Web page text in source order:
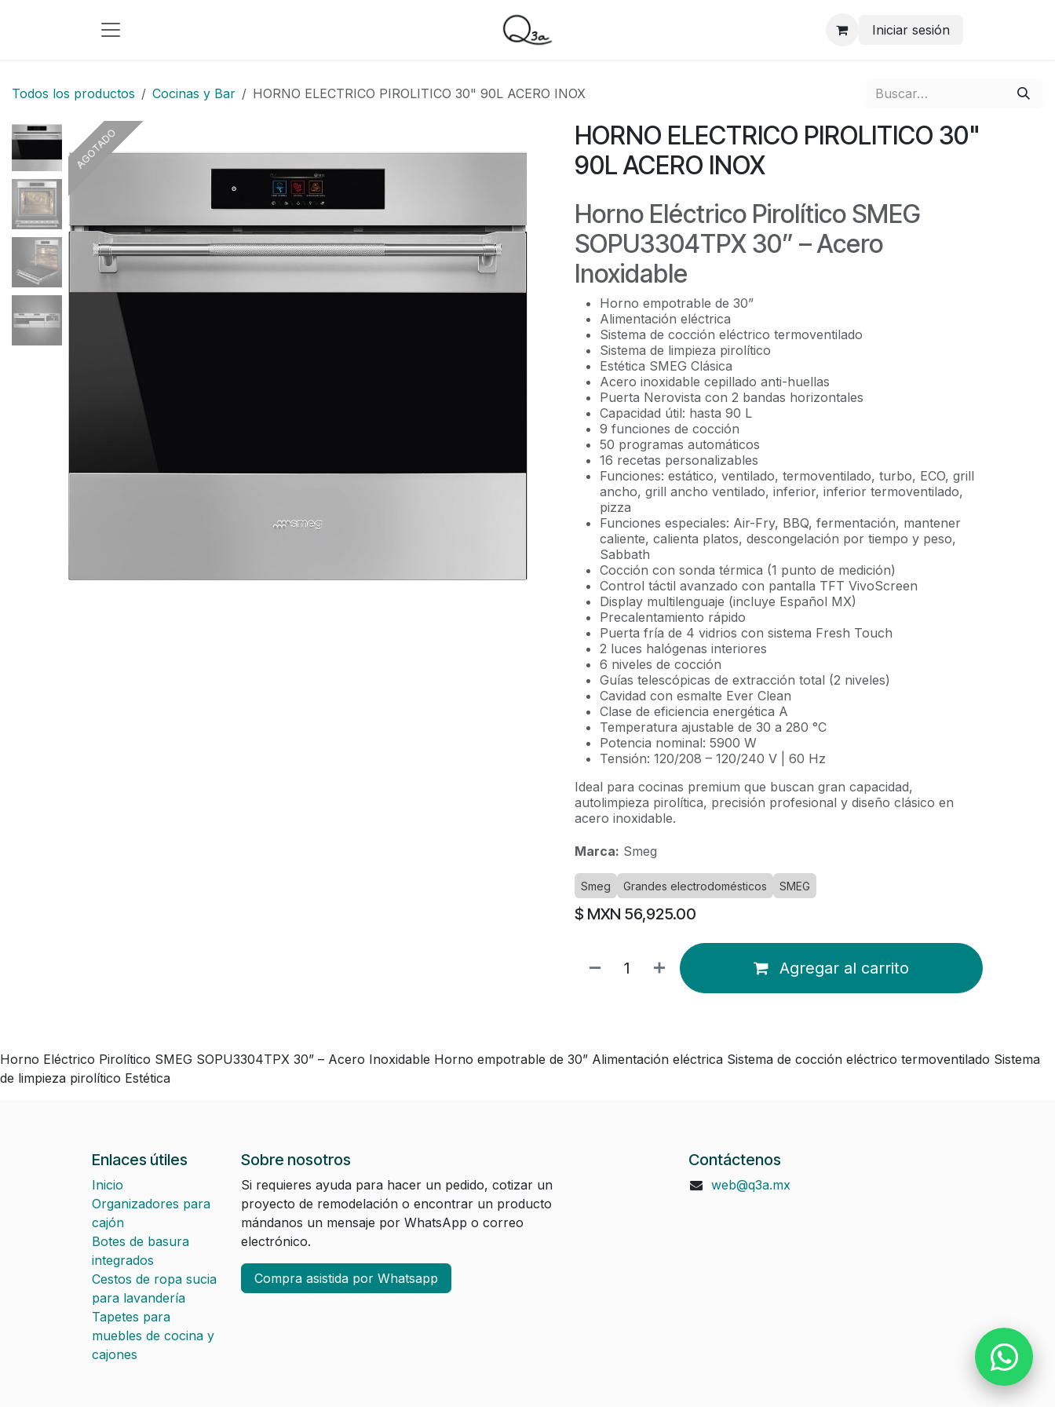
Iniciar sesión
Todos los productos Cocinas y Bar HORNO ELECTRICO PIROLITICO 30" 90L ACERO INOX
AGOTADO
AGOTADO
HORNO ELECTRICO PIROLITICO 30"
90L ACERO INOX
Horno Eléctrico Pirolítico SMEG
SOPU3304TPX 30” – Acero
Inoxidable
Horno empotrable de 30”
Alimentación eléctrica
Sistema de cocción eléctrico termoventilado
Sistema de limpieza pirolítico
Estética SMEG Clásica
Acero inoxidable cepillado anti-huellas
Puerta Nerovista con 2 bandas horizontales
Capacidad útil: hasta 90 L
9 funciones de cocción
50 programas automáticos
16 recetas personalizables
Funciones: estático, ventilado, termoventilado, turbo, ECO, grill
ancho, grill ancho ventilado, inferior, inferior termoventilado,
pizza
Funciones especiales: Air-Fry, BBQ, fermentación, mantener
caliente, calienta platos, descongelación por tiempo y peso,
Sabbath
Cocción con sonda térmica (1 punto de medición)
Control táctil avanzado con pantalla TFT VivoScreen
Display multilenguaje (incluye Español MX)
Precalentamiento rápido
Puerta fría de 4 vidrios con sistema Fresh Touch
2 luces halógenas interiores
6 niveles de cocción
Guías telescópicas de extracción total (2 niveles)
Cavidad con esmalte Ever Clean
Clase de eficiencia energética A
Temperatura ajustable de 30 a 280 °C
Potencia nominal: 5900 W
Tensión: 120/208 – 120/240 V | 60 Hz
Ideal para cocinas premium que buscan gran capacidad,
autolimpieza pirolítica, precisión profesional y diseño clásico en
acero inoxidable.
Marca: Smeg
Smeg Grandes electrodomésticos SMEG
$ MXN 56,925.00
Agregar al carrito
Horno Eléctrico Pirolítico SMEG SOPU3304TPX 30” – Acero Inoxidable Horno empotrable de 30” Alimentación eléctrica Sistema de cocción eléctrico termoventilado Sistema
de limpieza pirolítico Estética
Enlaces útiles
Inicio
Organizadores para
cajón
Botes de basura
integrados
Cestos de ropa sucia
para lavandería
Tapetes para
muebles de cocina y
cajones
Sobre nosotros
Si requieres ayuda para hacer un pedido, cotizar un
proyecto de remodelación o encontrar un producto
mándanos un mensaje por WhatsApp o correo
electrónico.
Compra asistida por Whatsapp
Contáctenos
web@q3a.mx